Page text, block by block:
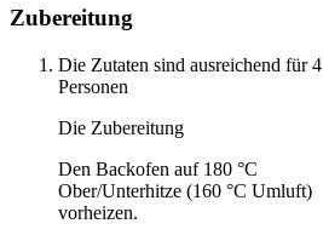
Zubereitung
Die Zutaten sind ausreichend für 4
Personen
Die Zubereitung
Den Backofen auf 180 °C
Ober/Unterhitze (160 °C Umluft)
vorheizen.